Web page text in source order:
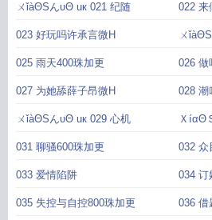
ㄨǐàΘSんυΘ uк 021 纪随 022 来
023 好玩吗许承言微H ㄨ
H
025 雨天400珠加更 026 做
027 为她舔薛子昂微H 028 潮
ㄨǐàΘSんυΘ uк 029 心机 ＸíαΘ
031 聊骚600珠加更 032 众
033 爱情陷阱 034 订
035 失控与自控800珠加更 036 借